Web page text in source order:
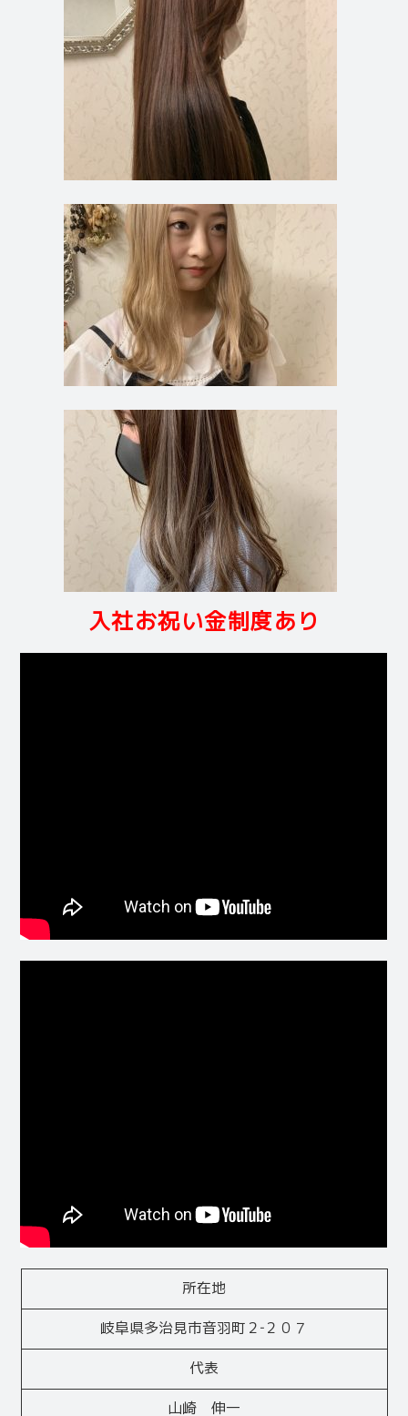
入社お祝い金制度あり
所在地
岐阜県多治見市音羽町２‐２０７
代表
山崎 伸一